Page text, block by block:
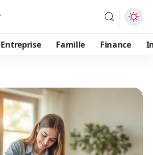
Entreprise Famille Finance